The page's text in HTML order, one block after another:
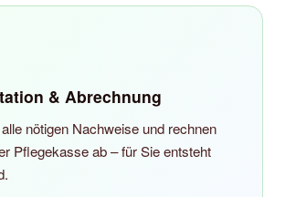
& Abrechnung
nötigen Nachweise und rechnen
Pflegekasse ab – für Sie entsteht